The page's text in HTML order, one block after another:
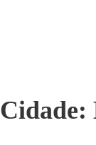
Cidade: